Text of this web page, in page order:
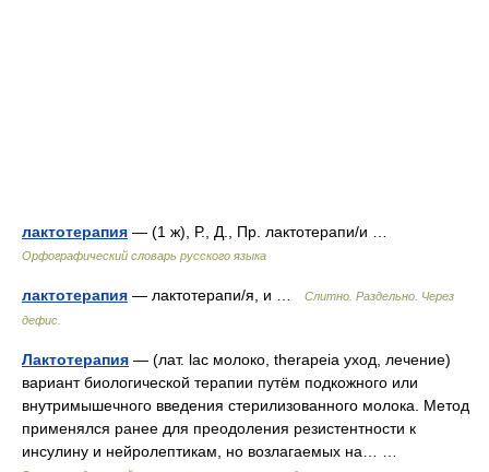
лактотерапия — (1 ж), Р., Д., Пр. лактотерапи/и …
Орфографический словарь русского языка
лактотерапия — лактотерапи/я, и …
Слитно. Раздельно. Через
дефис.
Лактотерапия — (лат. lac молоко, therapeia уход, лечение)
вариант биологической терапии путём подкожного или
внутримышечного введения стерилизованного молока. Метод
применялся ранее для преодоления резистентности к
инсулину и нейролептикам, но возлагаемых на… …